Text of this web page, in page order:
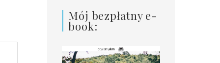
Mój bezpłatny e-
book: